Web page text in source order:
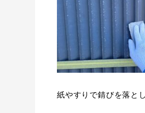
紙やすりで錆びを落と